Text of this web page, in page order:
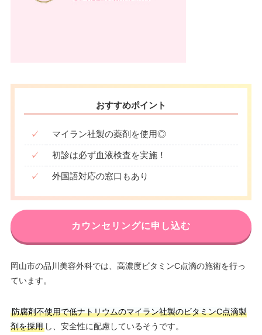
おすすめポイント
✓ マイラン社製の薬剤を使用◎
✓ 初診は必ず血液検査を実施！
✓ 外国語対応の窓口もあり
カウンセリングに申し込む
岡山市の品川美容外科では、高濃度ビタミンC点滴の施術を行っ
ています。
防腐剤不使用で低ナトリウムのマイラン社製のビタミンC点滴製
剤を採用し、安全性に配慮しているそうです。